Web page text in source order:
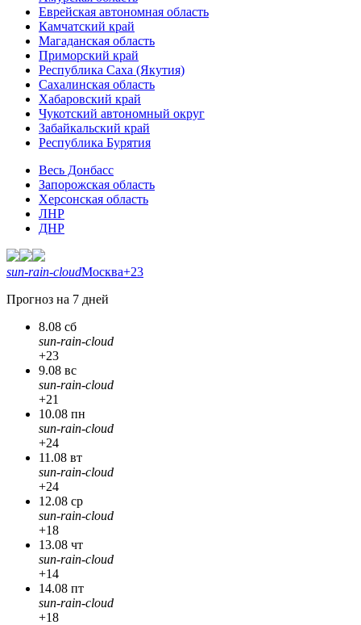
Еврейская автономная область
Камчатский край
Магаданская область
Приморский край
Республика Саха (Якутия)
Сахалинская область
Хабаровский край
Чукотский автономный округ
Забайкальский край
Республика Бурятия
Весь Донбасс
Запорожская область
Херсонская область
ЛНР
ДНР
sun-rain-cloudМосква+23
Прогноз на 7 дней
8.08 сб
sun-rain-cloud
+23
9.08 вс
sun-rain-cloud
+21
10.08 пн
sun-rain-cloud
+24
11.08 вт
sun-rain-cloud
+24
12.08 ср
sun-rain-cloud
+18
13.08 чт
sun-rain-cloud
+14
14.08 пт
sun-rain-cloud
+18